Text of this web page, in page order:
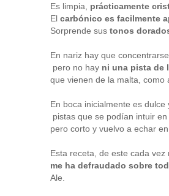
Es limpia, prácticamente
El carbónico es facilmente
Sorprende sus tonos
En nariz hay que
pero no hay ni una pista de
que vienen de la malta, como
En boca inicialmente es dulce
pistas que se podían intuir
pero corto y vuelvo a echar
Esta receta, de este cada
me ha defraudado sobre
Ale.